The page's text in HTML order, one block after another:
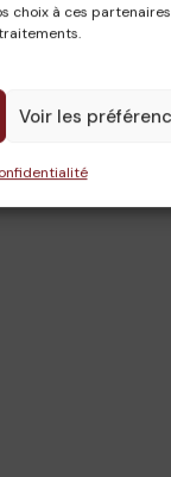
choix à ces partenaires
Voir les
2024